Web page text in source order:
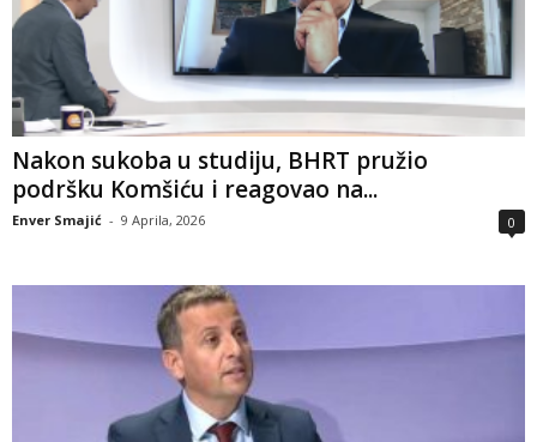
Nakon sukoba u studiju, BHRT pružio
podršku Komšiću i reagovao na...
Enver Smajić - 9 Aprila, 2026 0